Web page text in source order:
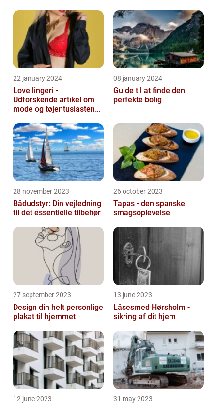
22 january 2024
Love lingeri -
Udforskende artikel om
mode og tøjentusiastens
08 january 2024
Guide til at finde den
perfekte bolig
28 november 2023
Bådudstyr: Din vejledning
til det essentielle tilbehør
26 october 2023
Tapas - den spanske
smagsoplevelse
27 september 2023
Design din helt personlige
plakat til hjemmet
13 june 2023
Låsesmed Hørsholm -
sikring af dit hjem
12 june 2023 31 may 2023